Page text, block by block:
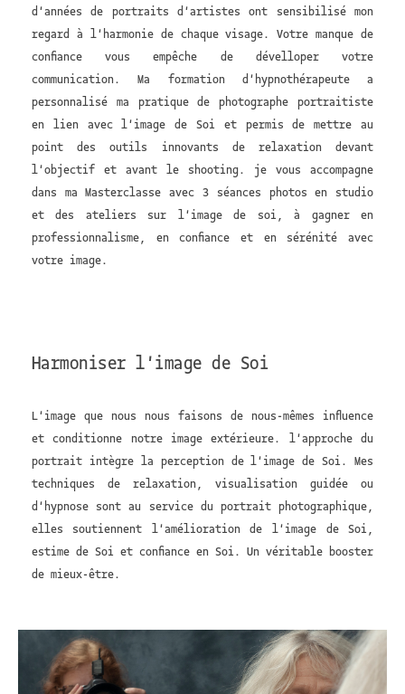
d'années de portraits d'artistes ont sensibilisé mon
regard à l'harmonie de chaque visage. Votre manque de
confiance vous empêche de dévelloper votre
communication. Ma formation d'hypnothérapeute a
personnalisé ma pratique de photographe portraitiste
en lien avec l'image de Soi et permis de mettre au
point des outils innovants de relaxation devant
l'objectif et avant le shooting. je vous accompagne
dans ma Masterclasse avec 3 séances photos en studio
et des ateliers sur l'image de soi, à gagner en
professionnalisme, en confiance et en sérénité avec
votre image.
Harmoniser l'image de Soi
L'image que nous nous faisons de nous-mêmes influence
et conditionne notre image extérieure. l'approche du
portrait intègre la perception de l'image de Soi. Mes
techniques de relaxation, visualisation guidée ou
d'hypnose sont au service du portrait photographique,
elles soutiennent l'amélioration de l'image de Soi,
estime de Soi et confiance en Soi. Un véritable booster
de mieux-être.